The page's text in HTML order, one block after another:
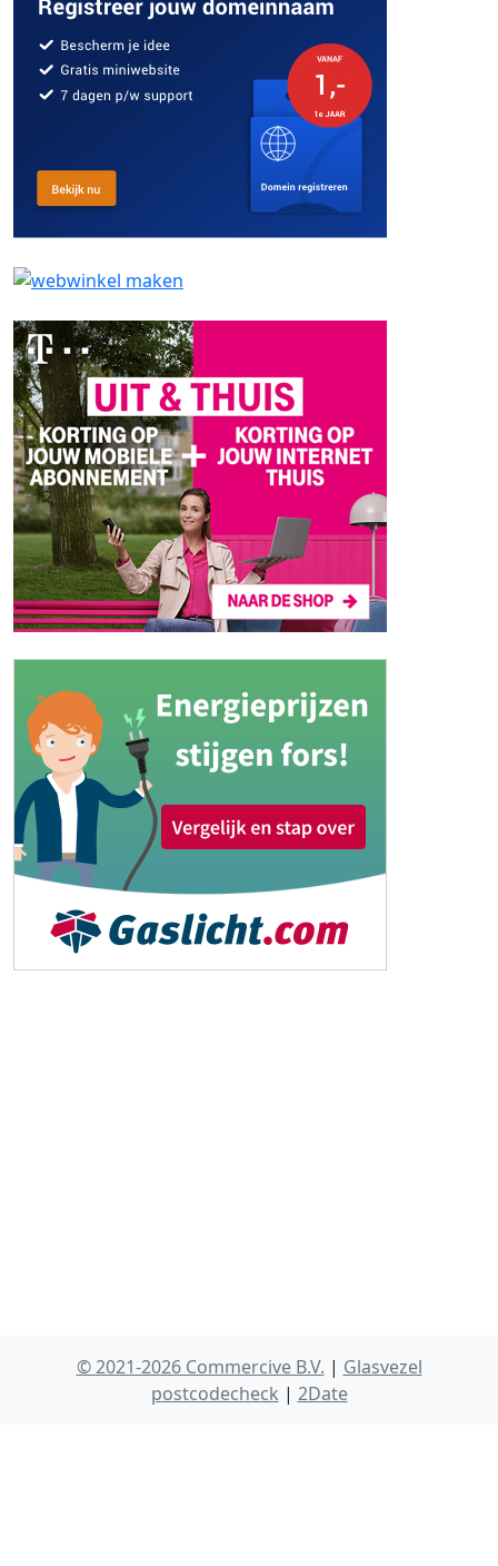
© 2021-2026 Commercive B.V. | Glasvezel
postcodecheck | 2Date